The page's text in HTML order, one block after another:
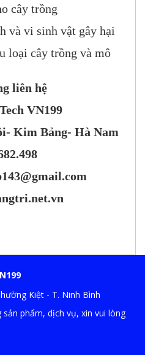
cây trồng
và vi sinh vật gây hại
loại cây trồng và mô
liên hệ
VN199
Kim Bảng- Hà Nam
Kiệt - T. Ninh Bình
phẩm, dịch vụ, xin vui lòng